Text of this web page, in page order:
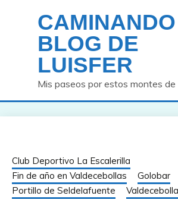
contenidoBLOG DE
LUISFER
Mis paseos por estos montes de
Club Deportivo La Escalerilla
Fin de año en Valdecebollas
Golobar
Portillo de Seldelafuente